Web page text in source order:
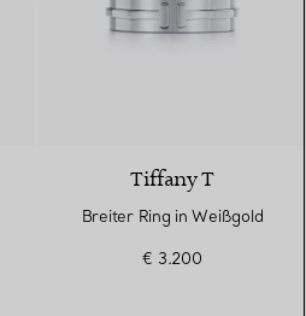
Tiffany T
Breiter Ring in Weißgold
€ 3.200